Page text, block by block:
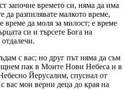
започне времето си, няма да има
разпилявате малкото време,
време да моля за милост; е време
си и търсете Бога на
с вас; но друг път няма да съм
пак в Моите Нови Небеса и в
Йерусалим, спуснал от
вас мои верни деца до края на